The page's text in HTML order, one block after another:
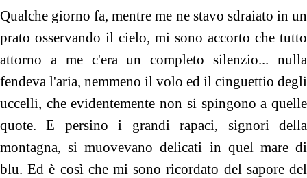
Qualche giorno fa, mentre me ne stavo sdraiato in un
prato osservando il cielo, mi sono accorto che tutto
attorno a me c'era un completo silenzio... nulla
fendeva l'aria, nemmeno il volo ed il cinguettio degli
uccelli, che evidentemente non si spingono a quelle
quote. E persino i grandi rapaci, signori della
montagna, si muovevano delicati in quel mare di
blu. Ed è così che mi sono ricordato del sapore del